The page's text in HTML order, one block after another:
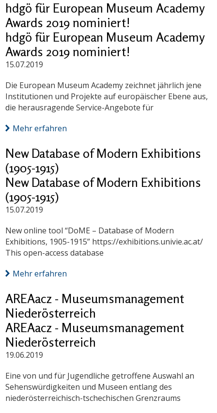
hdgö für European Museum Academy
Awards 2019 nominiert!
hdgö für European Museum Academy
Awards 2019 nominiert!
15.07.2019
Die European Museum Academy zeichnet jährlich jene
Institutionen und Projekte auf europäischer Ebene aus,
die herausragende Service-Angebote für
Mehr erfahren
New Database of Modern Exhibitions
(1905-1915)
New Database of Modern Exhibitions
(1905-1915)
15.07.2019
New online tool “DoME – Database of Modern
Exhibitions, 1905-1915” https://exhibitions.univie.ac.at/
This open-access database
Mehr erfahren
AREAacz - Museumsmanagement
Niederösterreich
AREAacz - Museumsmanagement
Niederösterreich
19.06.2019
Eine von und für Jugendliche getroffene Auswahl an
Sehenswürdigkeiten und Museen entlang des
niederösterreichisch-tschechischen Grenzraums